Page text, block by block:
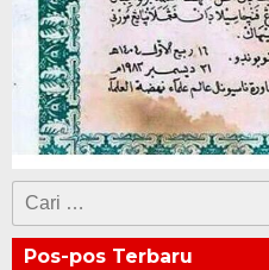
Cari
untuk:
Pos-pos Terbaru